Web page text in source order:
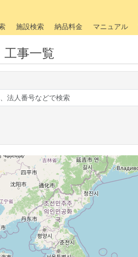
施設検索 納品料金 マニュアル
工事一覧